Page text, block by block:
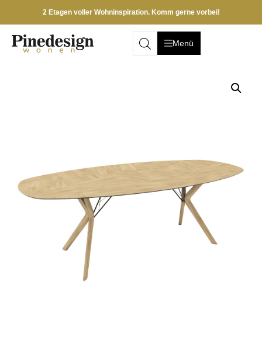
2 Etagen voller Wohninspiration. Komm gerne vorbei!
Menü